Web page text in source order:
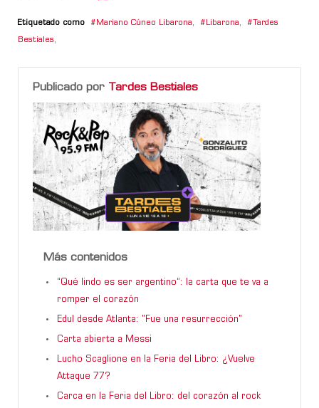
Etiquetado como Mariano Cúneo Libarona, Libarona, Tardes
Bestiales,
Publicado por Tardes Bestiales
Más contenidos
“Qué lindo es ser argentino”: la carta que te va a
romper el corazón
Edul desde Atlanta: "Fue una resurrección"
Carta abierta a Messi
Lucho Scaglione en la Feria del Libro: ¿Vuelve
Attaque 77?
Carca en la Feria del Libro: del corazón al rock